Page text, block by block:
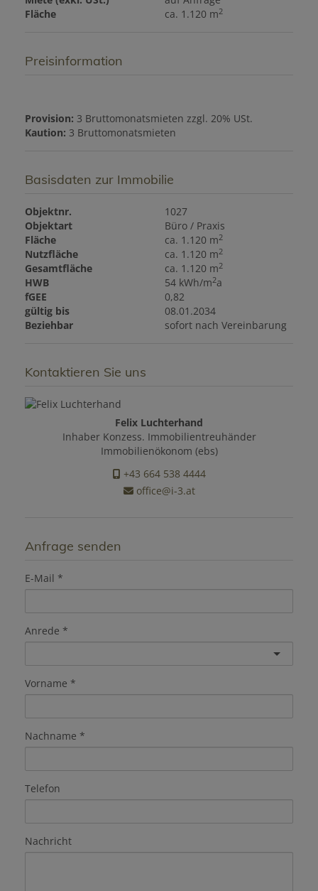
Fläche
ca. 1.120 m2
Preisinformation
Provision: 3 Bruttomonatsmieten zzgl. 20% USt.
Kaution: 3 Bruttomonatsmieten
Basisdaten zur Immobilie
Objektnr.
1027
Objektart
Büro / Praxis
Fläche
ca. 1.120 m2
Nutzfläche ca. 1.120 m2
Gesamtfläche ca. 1.120 m2
HWB 54 kWh/m2a
fGEE
0,82
gültig bis
08.01.2034
Beziehbar
sofort nach Vereinbarung
Kontaktieren Sie uns
Felix Luchterhand
Inhaber Konzess. Immobilientreuhänder
Immobilienökonom (ebs)
+43 664 538 4444
office@i-3.at
Anfrage senden
E-Mail
Anrede
Vorname
Nachname
Telefon
Nachricht